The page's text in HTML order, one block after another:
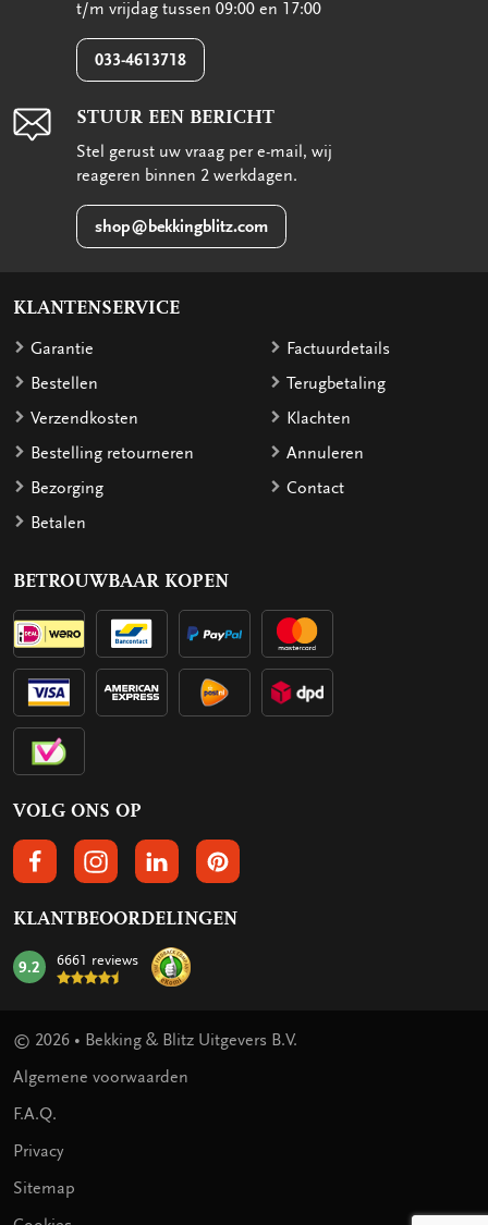
t/m vrijdag tussen 09:00 en 17:00
033-4613718
STUUR EEN BERICHT
Stel gerust uw vraag per e-mail, wij
reageren binnen 2 werkdagen.
shop@bekkingblitz.com
KLANTENSERVICE
Garantie
Bestellen
Verzendkosten
Bestelling retourneren
Bezorging
Betalen
Factuurdetails
Terugbetaling
Klachten
Annuleren
Contact
BETROUWBAAR KOPEN
VOLG ONS OP
VOLGS ONS OP FACEBOOK
VOLG ONS OP INSTAGRAM
VOLG ONS OP LINKEDIN
VOLG ONS OP PINTEREST
KLANTBEOORDELINGEN
mark:
9.2 6661 reviews
© 2026 • Bekking & Blitz Uitgevers B.V.
Algemene voorwaarden
F.A.Q.
Privacy
Sitemap